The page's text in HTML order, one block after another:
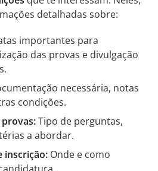
detalhadas sobre:
importantes para
das provas e divulgação
necessária, notas
condições.
Tipo de perguntas,
a abordar.
inscrição: Onde e como